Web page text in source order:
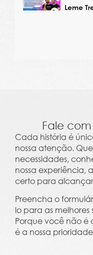
Leme
Fale
Cada história é
nossa atenção.
necessidades,
nossa experiência,
certo para alcançar
Preencha o
lo para as melhores
Porque você não é
é a nossa